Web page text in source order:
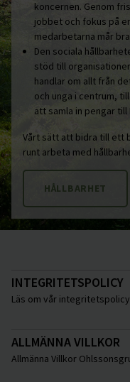
koncernen. Genom
jobbet och fokus på
medarbetarna mår
Den sociala
stöd till
handlar om allt från
och unga i centrum,
att samla in pengar
Vårt sätt att bidra till ett
runt arbeta med
HÅLLBARHET
INTEGRITETSPOLICY
Läs om vår
ALLMÄNNA VILLKOR
Allmänna Villkor